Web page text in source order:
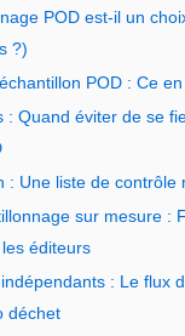
POD est-il un
?)
POD : Ce
: Quand éviter de se
: Une liste de contrôle
sur mesure :
éditeurs
: Le flux
déchet